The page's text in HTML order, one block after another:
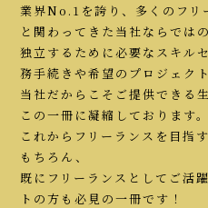
業界No.1を誇り、多くのフリ
と関わってきた当社ならでは
独立するために必要なスキル
務手続きや希望のプロジェク
当社だからこそご提供できる
この一冊に凝縮しております。
これからフリーランスを目指
もちろん、
既にフリーランスとしてご活
トの方も必見の一冊です！